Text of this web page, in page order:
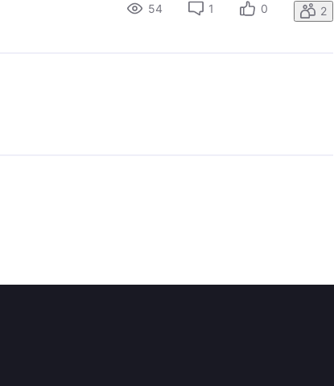
54
1 0 2